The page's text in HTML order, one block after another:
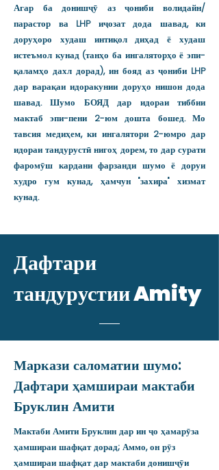
Агар ба донишҷӯ аз ҷониби волидайн/
парастор ва LHP иҷозат дода шавад, ки
доруҳоро худаш интиқол диҳад ё худаш
истеъмол кунад (танҳо ба ингаляторҳо ё эпи-
қаламҳо дахл дорад), ин бояд аз ҷониби LHP
дар варақаи идоракунии доруҳо нишон дода
шавад. Шумо БОЯД дар идораи тиббии
мактаб эпи-пени 2-юм дошта бошед. Мо
тавсия медиҳем, ки ингалятори 2-юмро дар
идораи тандурустӣ нигоҳ дорем, то дар сурати
фаромӯш кардани фарзанди шумо ё доруи
худро гум кунад, ҳамчун "захира" хизмат
кунад.
Дафтари
тандурустии Amity
Маркази саломатии шумо:
Дафтари ҳамшираи мактаби
Бруклин Амити
Мактаби Амити Бруклин дар ин ҷо ҳамарӯза
ҳамшираи шафқат дорад; Аммо, он рӯз
ҳамшираи шафқат дар мактаби донишҷӯи